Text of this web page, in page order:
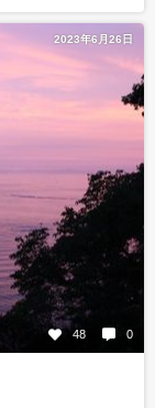
2023年6月26日
48 0